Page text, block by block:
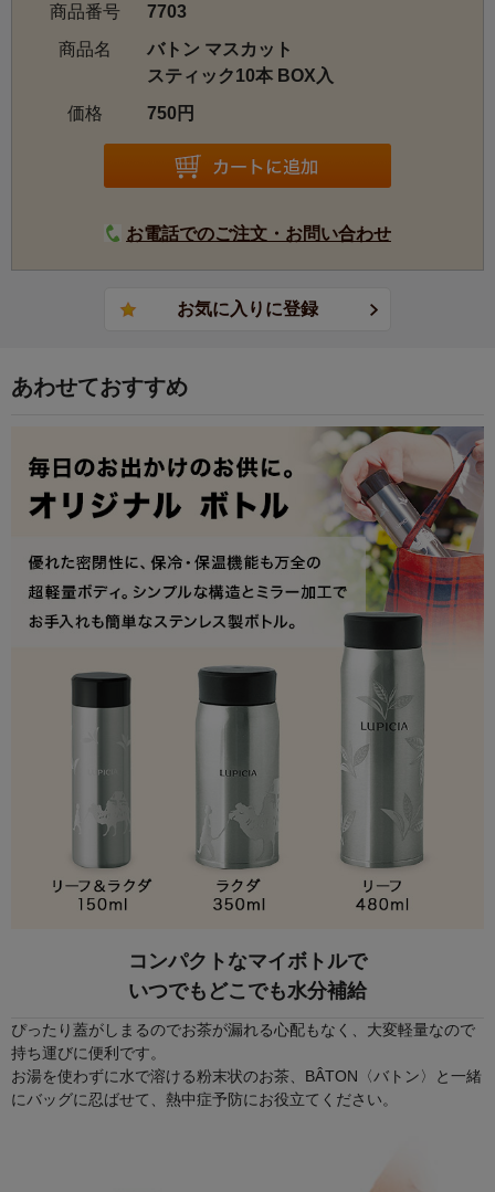
にお茶が楽しめます。持ち運びにも便利なスティックタイ
◆シーンや気分で選ぶ、豊かな味わい。
フレッシュなど、生活の様々なシーンに合わせて選べる7種
類のフレーバー。忙しい朝や家事の合間など時間がないと
味の緑茶。甘く華やかな余韻が広がります。
商品番号
7703
商品名
バトン マスカット
スティック10本 BOX入
価格
750円
お電話でのご注文・お問い合わせ
あわせておすすめ
コンパクトなマイボトルで
いつでもどこでも水分補給
ぴったり蓋がしまるのでお茶が漏れる心配もなく、大変軽量なので
持ち運びに便利です。
お湯を使わずに水で溶ける粉末状のお茶、BÂTON〈バトン〉と一緒
にバッグに忍ばせて、熱中症予防にお役立てください。